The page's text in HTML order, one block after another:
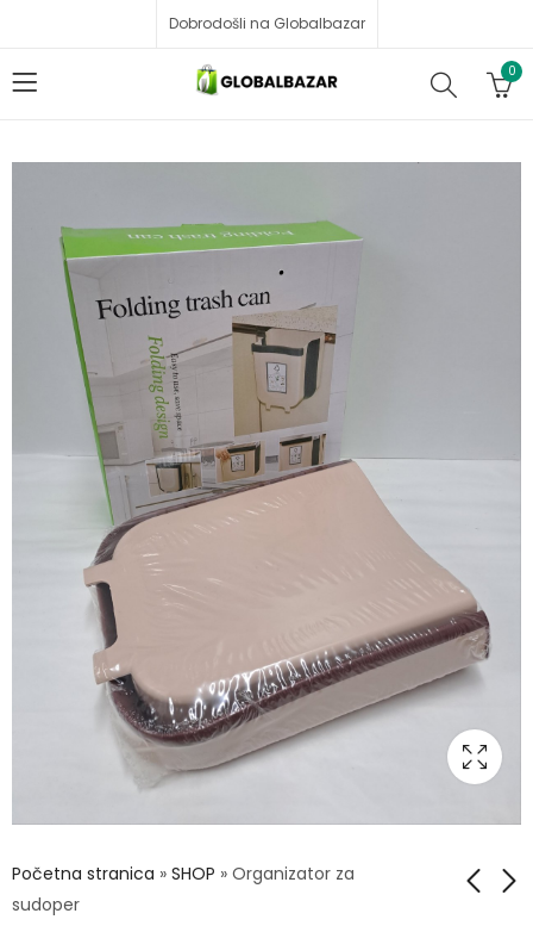
Dobrodošli na Globalbazar
0
Početna stranica » SHOP » Organizator za
sudoper